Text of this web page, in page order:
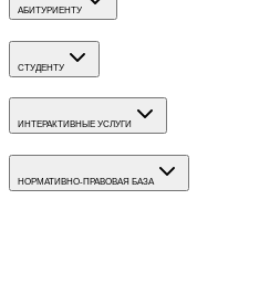
АБИТУРИЕНТУ
СТУДЕНТУ
ИНТЕРАКТИВНЫЕ УСЛУГИ
НОРМАТИВНО-ПРАВОВАЯ БАЗА